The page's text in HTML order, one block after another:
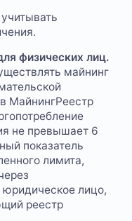
физических лиц.
майнинг
МайнингРеестр
не превышает 6
показатель
лимита,
лицо,
реестр